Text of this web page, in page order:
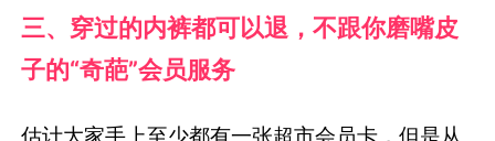
三、穿过的内裤都可以退，不跟你磨嘴皮
子的“奇葩”会员服务